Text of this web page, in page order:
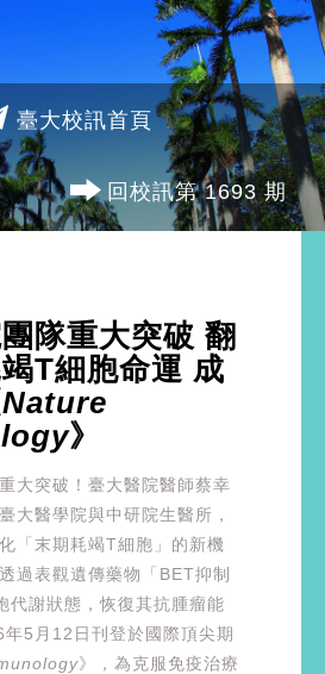
臺大校訊首頁
回校訊第 1693 期
隊重大突破 翻
T細胞命運 成
Nature
》
大突破！臺大醫院醫師蔡幸
大醫學院與中研院生醫所，
「末期耗竭T細胞」的新機
過表觀遺傳藥物「BET抑制
代謝狀態，恢復其抗腫瘤能
5月12日刊登於國際頂尖期
》，為克服免疫治療